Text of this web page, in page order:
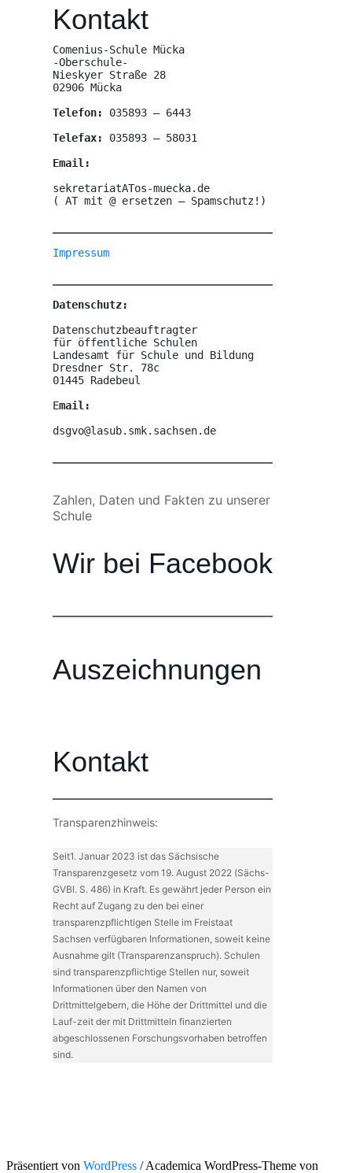
Kontakt
Comenius-Schule Mücka
-Oberschule-
Nieskyer Straße 28
02906 Mücka
Telefon:
035893 – 6443
Telefax: 035893 – 58031
Email:
sekretariatATos-muecka.de
( AT mit @ ersetzen – Spamschutz!)
Impressum
Datenschutz:
Datenschutzbeauftragter
für öffentliche Schulen
Landesamt für Schule und Bildung
Dresdner Str. 78c
01445 Radebeul
Email:
dsgvo@lasub.smk.sachsen.de
Zahlen, Daten und Fakten zu unserer
Schule
Wir bei Facebook
Auszeichnungen
Kontakt
Transparenzhinweis:
Seit1. Januar 2023 ist das Sächsische
Transparenzgesetz vom 19. August 2022 (Sächs-
GVBl. S. 486) in Kraft. Es gewährt jeder Person ein
Recht auf Zugang zu den bei einer
transparenzpflichtigen Stelle im Freistaat
Sachsen verfügbaren Informationen, soweit keine
Ausnahme gilt (Transparenzanspruch). Schulen
sind transparenzpflichtige Stellen nur, soweit
Informationen über den Namen von
Drittmittelgebern, die Höhe der Drittmittel und die
Lauf-zeit der mit Drittmitteln finanzierten
abgeschlossenen Forschungsvorhaben betroffen
sind.
Präsentiert von WordPress / Academica WordPress-Theme von